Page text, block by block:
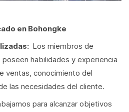
en Bohongke
Los miembros de
habilidades y experiencia
ventas, conocimiento del
las necesidades del cliente.
para alcanzar objetivos